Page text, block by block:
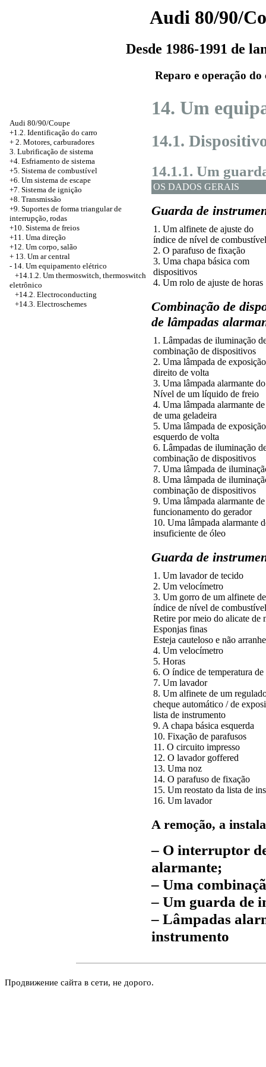
Audi 80/90/
Desde 1986-1991 de
Reparo e operação do
Audi 80/90/Coupe
+1.2. Identificação do carro
+ 2. Motores, carburadores
3. Lubrificação de sistema
+4. Esfriamento de sistema
+5. Sistema de combustível
+6. Um sistema de escape
+7. Sistema de ignição
+8. Transmissão
+9. Suportes de forma triangular de
interrupção, rodas
+10. Sistema de freios
+11. Uma direção
+12. Um corpo, salão
+ 13. Um ar central
- 14. Um equipamento elétrico
+14.1.2. Um thermoswitch, thermoswitch
eletrônico
+14.2. Electroconducting
+14.3. Electroschemes
14. Um
14.1.
14.1.1. Um
OS DADOS GERAIS
Guarda de
1. Um alfinete de ajuste do
índice de nível de combustível
2. O parafuso de fixação
3. Uma chapa básica com
dispositivos
4. Um rolo de ajuste de horas
Combinação de
de lâmpadas
1. Lâmpadas de iluminação
combinação de dispositivos
2. Uma lâmpada de
direito de volta
3. Uma lâmpada alarmante
Nível de um líquido de freio
4. Uma lâmpada alarmante
de uma geladeira
5. Uma lâmpada de
esquerdo de volta
6. Lâmpadas de iluminação
combinação de dispositivos
7. Uma lâmpada de
8. Uma lâmpada de
combinação de dispositivos
9. Uma lâmpada alarmante
funcionamento do gerador
10. Uma lâmpada alarmante
insuficiente de óleo
Guarda de
1. Um lavador de tecido
2. Um velocímetro
3. Um gorro de um alfinete
índice de nível de combustível
Retire por meio do alicate de
Esponjas finas
Esteja cauteloso e não
4. Um velocímetro
5. Horas
6. O índice de temperatura
7. Um lavador
8. Um alfinete de um
cheque automático / de
lista de instrumento
9. A chapa básica esquerda
10. Fixação de parafusos
11. O circuito impresso
12. O lavador goffered
13. Uma noz
14. O parafuso de fixação
15. Um reostato da lista de
16. Um lavador
A remoção, a
– O interruptor
alarmante;
– Uma
– Um guarda de
– Lâmpadas
instrumento
Продвижение сайта в сети, не дорого.